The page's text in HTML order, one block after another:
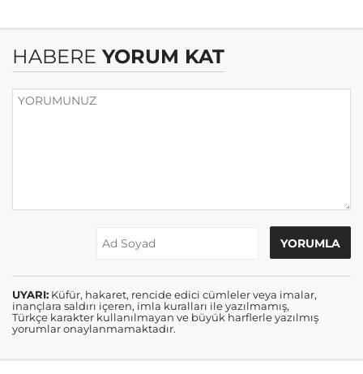
HABERE YORUM KAT
UYARI: Küfür, hakaret, rencide edici cümleler veya imalar,
inançlara saldırı içeren, imla kuralları ile yazılmamış,
Türkçe karakter kullanılmayan ve büyük harflerle yazılmış
yorumlar onaylanmamaktadır.